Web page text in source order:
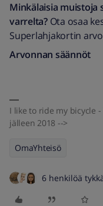
Minkälaisia muistoja
varrelta?Ota osaa
Superlahjakortin
Arvonnan säännöt
I like to ride my bicycle
jälleen 2018 -->
OmaYhteisö
6 henkilöä